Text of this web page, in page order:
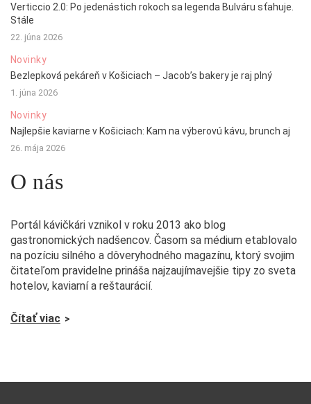
Verticcio 2.0: Po jedenástich rokoch sa legenda Bulváru sťahuje.
Stále
22. júna 2026
Novinky
Bezlepková pekáreň v Košiciach – Jacob’s bakery je raj plný
1. júna 2026
Novinky
Najlepšie kaviarne v Košiciach: Kam na výberovú kávu, brunch aj
26. mája 2026
O nás
Portál kávičkári vznikol v roku 2013 ako blog
gastronomických nadšencov. Časom sa médium etablovalo
na pozíciu silného a dôveryhodného magazínu, ktorý svojim
čitateľom pravidelne prináša najzaujímavejšie tipy zo sveta
hotelov, kaviarní a reštaurácií.
Čítať viac